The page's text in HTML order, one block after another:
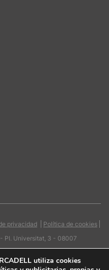
privacidad
Política de cookies
- Pl. Universitat, 3 - 08007
utiliza cookies